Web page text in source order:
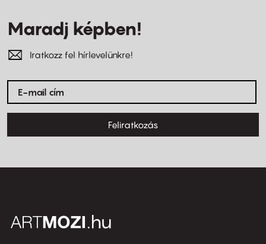
Maradj képben!
Iratkozz fel hírlevelünkre!
Feliratkozás